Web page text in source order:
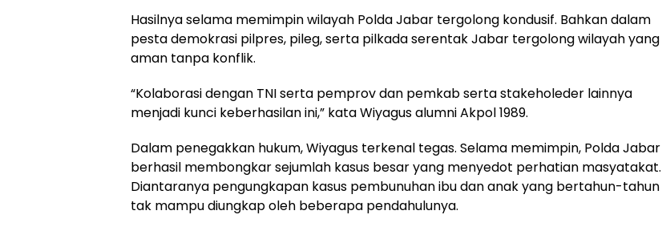
Hasilnya selama memimpin wilayah Polda Jabar tergolong kondusif. Bahkan dalam
pesta demokrasi pilpres, pileg, serta pilkada serentak Jabar tergolong wilayah yang
aman tanpa konflik.
“Kolaborasi dengan TNI serta pemprov dan pemkab serta stakeholeder lainnya
menjadi kunci keberhasilan ini,” kata Wiyagus alumni Akpol 1989.
Dalam penegakkan hukum, Wiyagus terkenal tegas. Selama memimpin, Polda Jabar
berhasil membongkar sejumlah kasus besar yang menyedot perhatian masyatakat.
Diantaranya pengungkapan kasus pembunuhan ibu dan anak yang bertahun-tahun
tak mampu diungkap oleh beberapa pendahulunya.